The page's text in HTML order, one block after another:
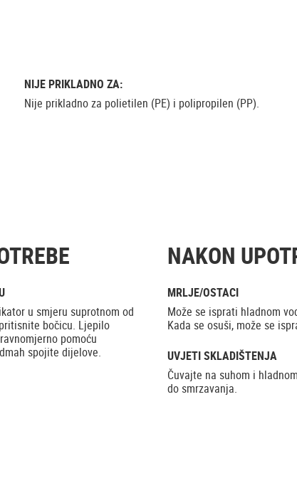
NIJE PRIKLADNO ZA:
Nije prikladno za polietilen (PE) i polipropilen (PP).
u smjeru suprotnom od
bočicu. Ljepilo
pomoću
spojite dijelove.
NAKON
MRLJE/OSTACI
Može se isprati hladnom
Kada se osuši, može se
UVJETI SKLADIŠTENJA
Čuvajte na suhom i
do smrzavanja.